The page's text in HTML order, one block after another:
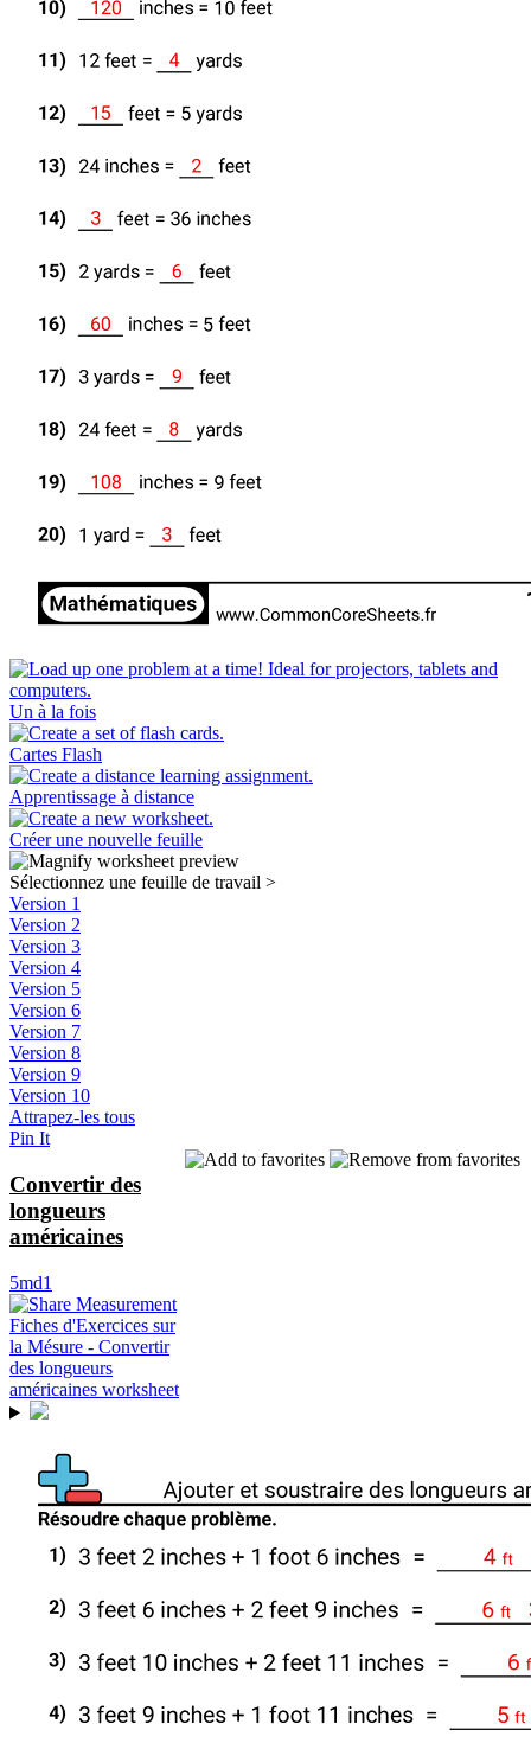
Un à la fois
Cartes Flash
Apprentissage à distance
Créer une nouvelle feuille
Sélectionnez une feuille de travail >
Version 1
Version 2
Version 3
Version 4
Version 5
Version 6
Version 7
Version 8
Version 9
Version 10
Attrapez-les tous
Pin It
Convertir des
longueurs
américaines
5md1